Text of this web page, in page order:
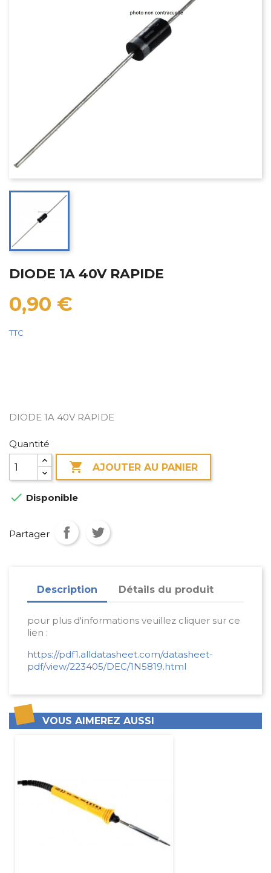
DIODE 1A 40V RAPIDE
0,90 €
TTC
DIODE 1A 40V RAPIDE
Quantité
 AJOUTER AU PANIER
 Disponible
Partager
Description Détails du produit
pour plus d'informations veuillez cliquer sur ce
lien :
https://pdf1.alldatasheet.com/datasheet-
pdf/view/223405/DEC/1N5819.html
VOUS AIMEREZ AUSSI